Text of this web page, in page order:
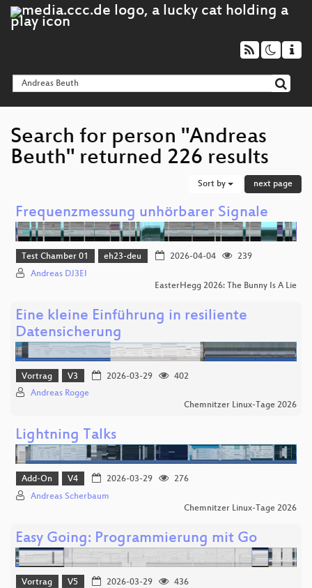
Search for person "Andreas
Beuth" returned 226 results
Sort by next page
Frequenzmessung unhörbarer Signale
Test Chamber 01 eh23-deu 2026-04-04
239
Andreas DJ3EI
EasterHegg 2026: The Bunny Is A Lie
Eine kleine Einführung in resiliente
Datensicherung
Vortrag V3 2026-03-29
402
Andreas Rogge
Chemnitzer Linux-Tage 2026
Lightning Talks
Add-On V4 2026-03-29
276
Andreas Scherbaum
Chemnitzer Linux-Tage 2026
Easy Going: Programmierung mit Go
Vortrag V5 2026-03-29
436